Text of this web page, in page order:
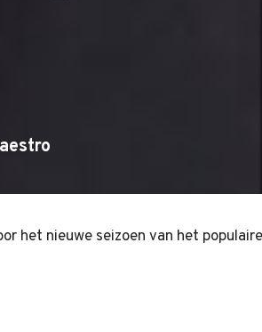
het nieuwe seizoen van het